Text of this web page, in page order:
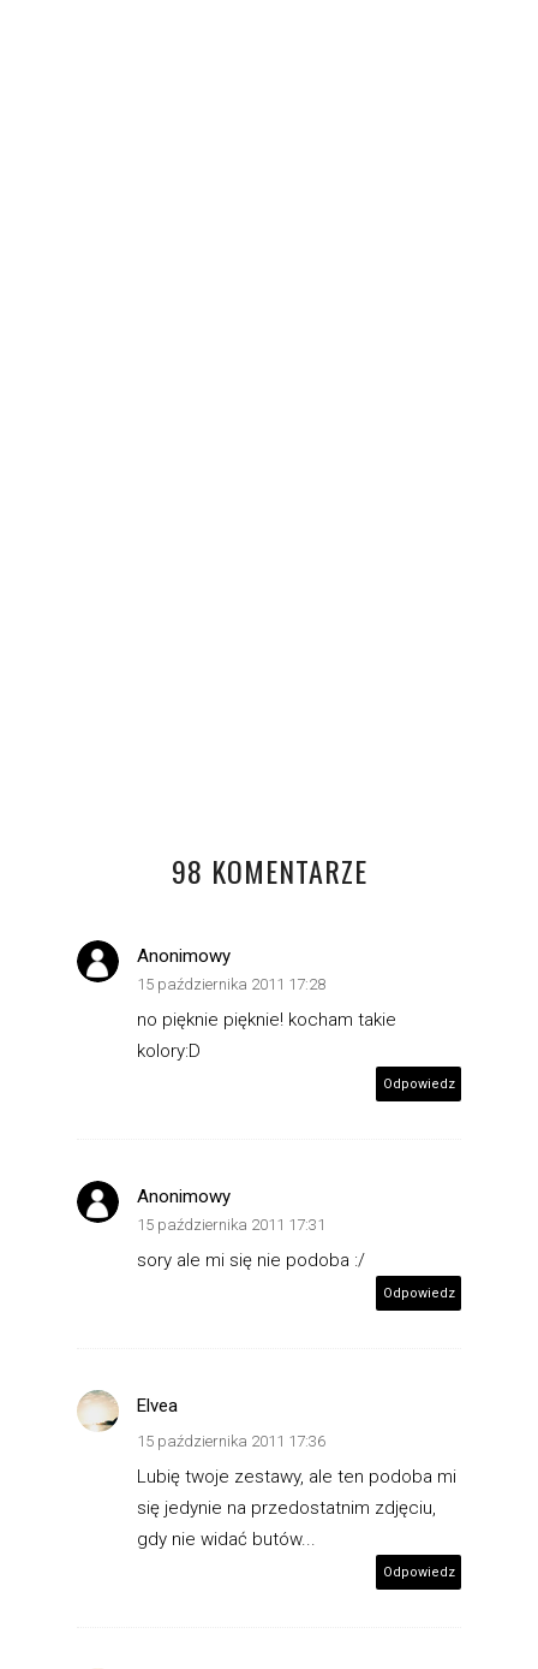
98 KOMENTARZE
Anonimowy
15 października 2011 17:28
no pięknie pięknie! kocham takie
kolory:D
Odpowiedz
Anonimowy
15 października 2011 17:31
sory ale mi się nie podoba :/
Odpowiedz
Elvea
15 października 2011 17:36
Lubię twoje zestawy, ale ten podoba mi
się jedynie na przedostatnim zdjęciu,
gdy nie widać butów...
Odpowiedz